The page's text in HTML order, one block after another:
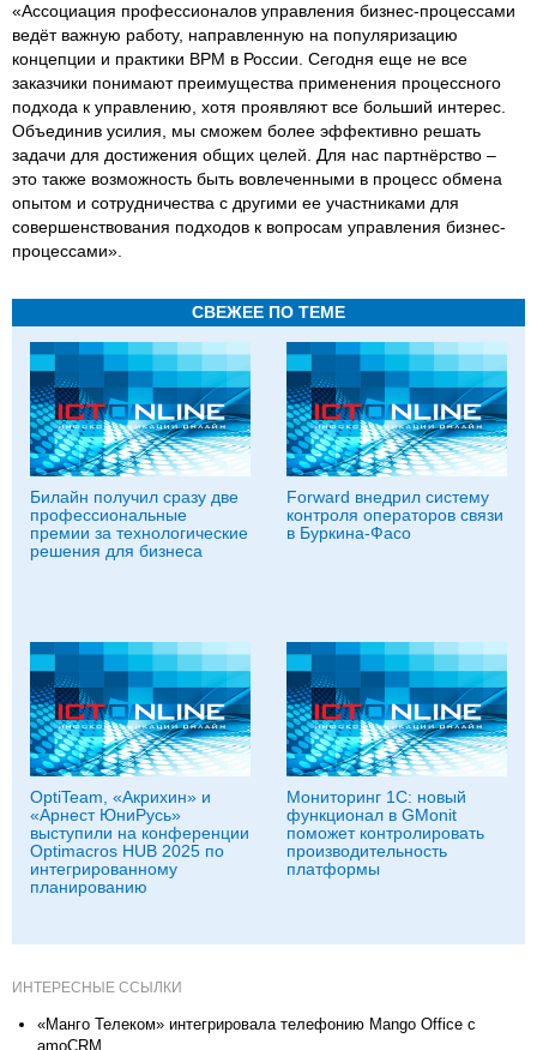
«Ассоциация профессионалов управления бизнес-процессами
ведёт важную работу, направленную на популяризацию
концепции и практики BPM в России. Cегодня еще не все
заказчики понимают преимущества применения процессного
подхода к управлению, хотя проявляют все больший интерес.
Объединив усилия, мы сможем более эффективно решать
задачи для достижения общих целей. Для нас партнёрство –
это также возможность быть вовлеченными в процесс обмена
опытом и сотрудничества с другими ее участниками для
совершенствования подходов к вопросам управления бизнес-
процессами».
СВЕЖЕЕ ПО ТЕМЕ
Билайн получил сразу две
профессиональные
премии за технологические
решения для бизнеса
Forward внедрил систему
контроля операторов связи
в Буркина-Фасо
OptiTeam, «Акрихин» и
«Арнест ЮниРусь»
выступили на конференции
Optimacros HUB 2025 по
интегрированному
планированию
Мониторинг 1С: новый
функционал в GMonit
поможет контролировать
производительность
платформы
ИНТЕРЕСНЫЕ ССЫЛКИ
«Манго Телеком» интегрировала телефонию Mango Office c
amoCRM